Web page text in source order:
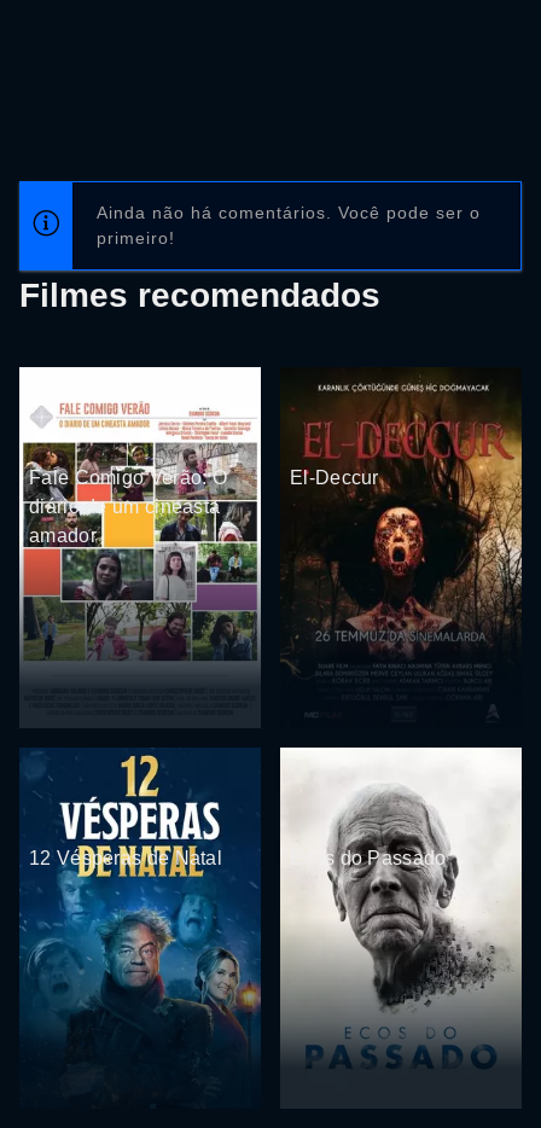
Ainda não há comentários. Você pode ser o
primeiro!
Filmes recomendados
Fale Comigo Verão: O
diário de um cineasta
amador
El-Deccur
12 Vésperas de Natal Ecos do Passado